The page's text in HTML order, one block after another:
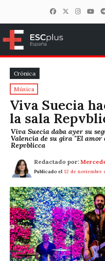
ESCplus
Crónica
Música
Viva Suecia
la sala
Viva Suecia daba ayer su
Valencia de su gira "El amor
Repvblicca
Redactado por:
Publicado el 12 de noviembre